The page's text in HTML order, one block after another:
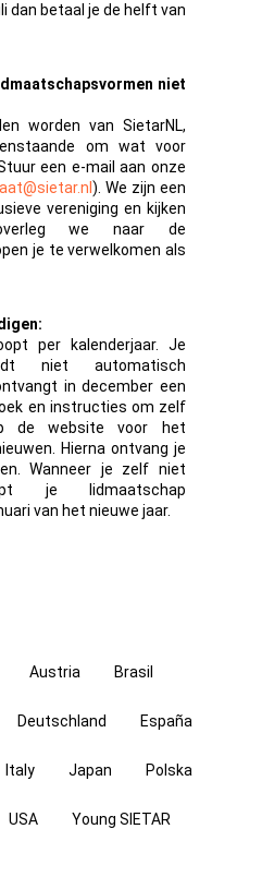
dan betaal je de helft van
niet
worden van SietarNL,
om wat voor
een e-mail aan onze
). We zijn een
vereniging en kijken
we naar de
je te verwelkomen als
per kalenderjaar. Je
niet automatisch
in december een
en instructies om zelf
de website voor het
Hierna ontvang je
Wanneer je zelf niet
je lidmaatschap
van het nieuwe jaar.
Austria Brasil
Deutschland España
Italy Japan Polska
USA Young SIETAR